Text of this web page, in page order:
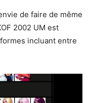
de faire de même
2002 UM est
incluant entre